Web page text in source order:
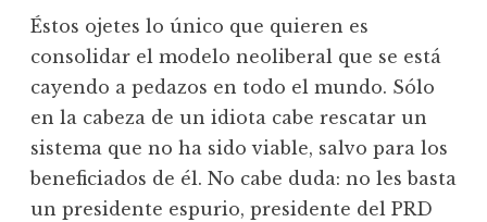
Éstos ojetes lo único que quieren es
consolidar el modelo neoliberal que se está
cayendo a pedazos en todo el mundo. Sólo
en la cabeza de un idiota cabe rescatar un
sistema que no ha sido viable, salvo para los
beneficiados de él. No cabe duda: no les basta
un presidente espurio, presidente del PRD